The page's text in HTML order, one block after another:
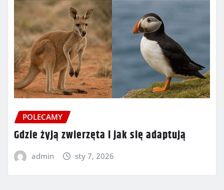
POLECAMY
Gdzie żyją zwierzęta i jak się adaptują
admin sty 7, 2026